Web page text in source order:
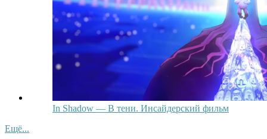
In Shadow — В тени. Инсайдерский фильм
Ещё...